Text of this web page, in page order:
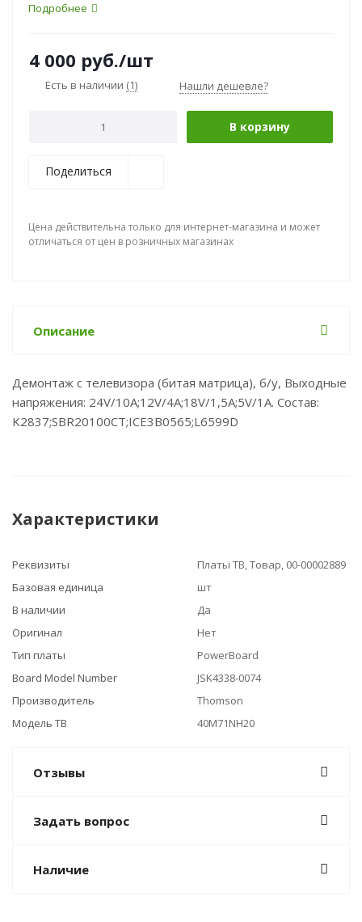
Подробнее
4 000 руб./шт
Есть в наличии (1) Нашли дешевле?
В корзину
Поделиться
Цена действительна только для интернет-магазина и может
отличаться от цен в розничных магазинах
Описание
Демонтаж с телевизора (битая матрица), б/у, Выходные
напряжения: 24V/10A;12V/4A;18V/1,5A;5V/1A. Состав:
K2837;SBR20100CT;ICE3B0565;L6599D
Характеристики
Реквизиты
Платы ТВ, Товар, 00-00002889
Базовая единица
шт
В наличии
Да
Оригинал
Нет
Тип платы
PowerBoard
Board Model Number
JSK4338-0074
Производитель
Thomson
Модель ТВ
40M71NH20
Отзывы
Задать вопрос
Наличие